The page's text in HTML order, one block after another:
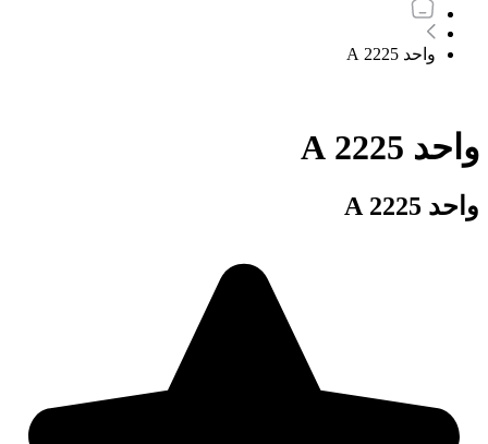
واحد 2225 A
واحد 2225 A
واحد 2225 A